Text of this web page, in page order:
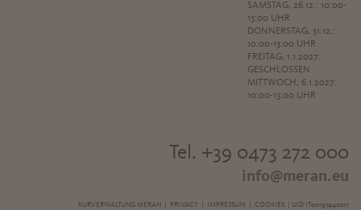
SAMSTAG, 26.12.: 10:00-
13:00 UHR
DONNERSTAG, 31.12.:
10:00-13:00 UHR
FREITAG, 1.1.2027:
GESCHLOSSEN
MITTWOCH, 6.1.2027:
10:00-13:00 UHR
Tel. +39 0473 272 000
info@meran.eu
KURVERWALTUNG MERAN | PRIVACY| IMPRESSUM COOKIES | UID IT00197440217